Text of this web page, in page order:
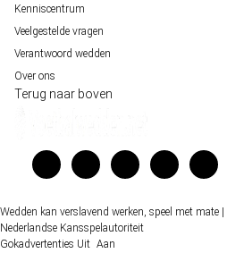
Kenniscentrum
Veelgestelde vragen
Verantwoord wedden
Over ons
Terug naar boven
Wedden kan verslavend werken, speel met mate |
Nederlandse Kansspelautoriteit
Gokadvertenties Uit Aan